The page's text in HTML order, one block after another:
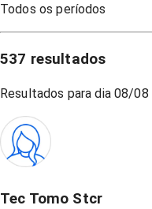
Todos os períodos
537 resultados
Resultados para dia 08/08
Tec Tomo Stcr